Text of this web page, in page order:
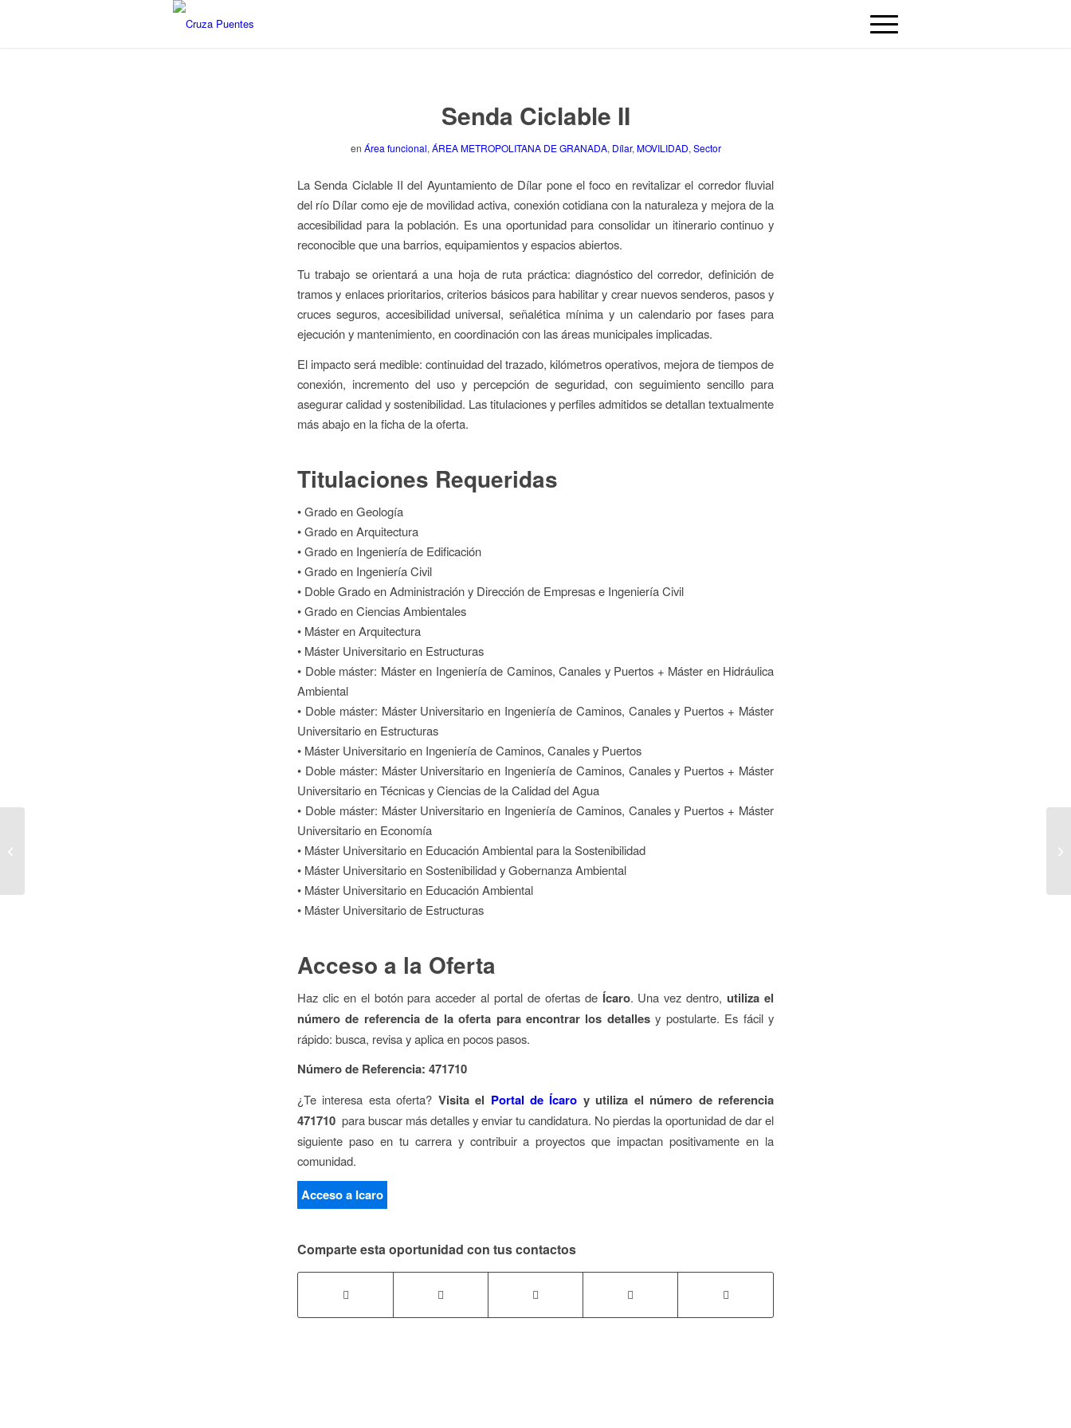
Senda Ciclable II
en Área funcional, ÁREA METROPOLITANA DE GRANADA, Dílar, MOVILIDAD, Sector
La Senda Ciclable II del Ayuntamiento de Dílar pone el foco en revitalizar el corredor fluvial
del río Dílar como eje de movilidad activa, conexión cotidiana con la naturaleza y mejora de la
accesibilidad para la población. Es una oportunidad para consolidar un itinerario continuo y
reconocible que una barrios, equipamientos y espacios abiertos.
Tu trabajo se orientará a una hoja de ruta práctica: diagnóstico del corredor, definición de
tramos y enlaces prioritarios, criterios básicos para habilitar y crear nuevos senderos, pasos y
cruces seguros, accesibilidad universal, señalética mínima y un calendario por fases para
ejecución y mantenimiento, en coordinación con las áreas municipales implicadas.
El impacto será medible: continuidad del trazado, kilómetros operativos, mejora de tiempos de
conexión, incremento del uso y percepción de seguridad, con seguimiento sencillo para
asegurar calidad y sostenibilidad. Las titulaciones y perfiles admitidos se detallan textualmente
más abajo en la ficha de la oferta.
Titulaciones Requeridas
• Grado en Geología
• Grado en Arquitectura
• Grado en Ingeniería de Edificación
• Grado en Ingeniería Civil
• Doble Grado en Administración y Dirección de Empresas e Ingeniería Civil
• Grado en Ciencias Ambientales
• Máster en Arquitectura
• Máster Universitario en Estructuras
• Doble máster: Máster en Ingeniería de Caminos, Canales y Puertos + Máster en Hidráulica
Ambiental
• Doble máster: Máster Universitario en Ingeniería de Caminos, Canales y Puertos + Máster
Universitario en Estructuras
• Máster Universitario en Ingeniería de Caminos, Canales y Puertos
• Doble máster: Máster Universitario en Ingeniería de Caminos, Canales y Puertos + Máster
Universitario en Técnicas y Ciencias de la Calidad del Agua
• Doble máster: Máster Universitario en Ingeniería de Caminos, Canales y Puertos + Máster
Universitario en Economía
• Máster Universitario en Educación Ambiental para la Sostenibilidad
• Máster Universitario en Sostenibilidad y Gobernanza Ambiental
• Máster Universitario en Educación Ambiental
• Máster Universitario de Estructuras
Acceso a la Oferta
Haz clic en el botón para acceder al portal de ofertas de Ícaro. Una vez dentro,utiliza el
número de referencia de la oferta para encontrar los detallesy postularte. Es fácil y
rápido: busca, revisa y aplica en pocos pasos.
Número de Referencia: 471710
¿Te interesa esta oferta? Visita el Portal de Ícaro y utiliza el número de referencia
471710 para buscar más detalles y enviar tu candidatura. No pierdas la oportunidad de dar el
siguiente paso en tu carrera y contribuir a proyectos que impactan positivamente en la
comunidad.
Acceso a Icaro
Comparte esta oportunidad con tus contactos